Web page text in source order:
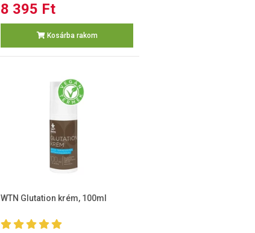
8 395 Ft
Kosárba rakom
WTN Glutation krém, 100ml